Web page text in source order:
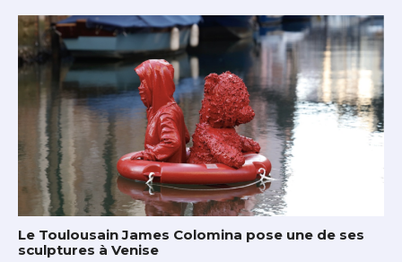
Le Toulousain James Colomina pose une de ses
sculptures à Venise